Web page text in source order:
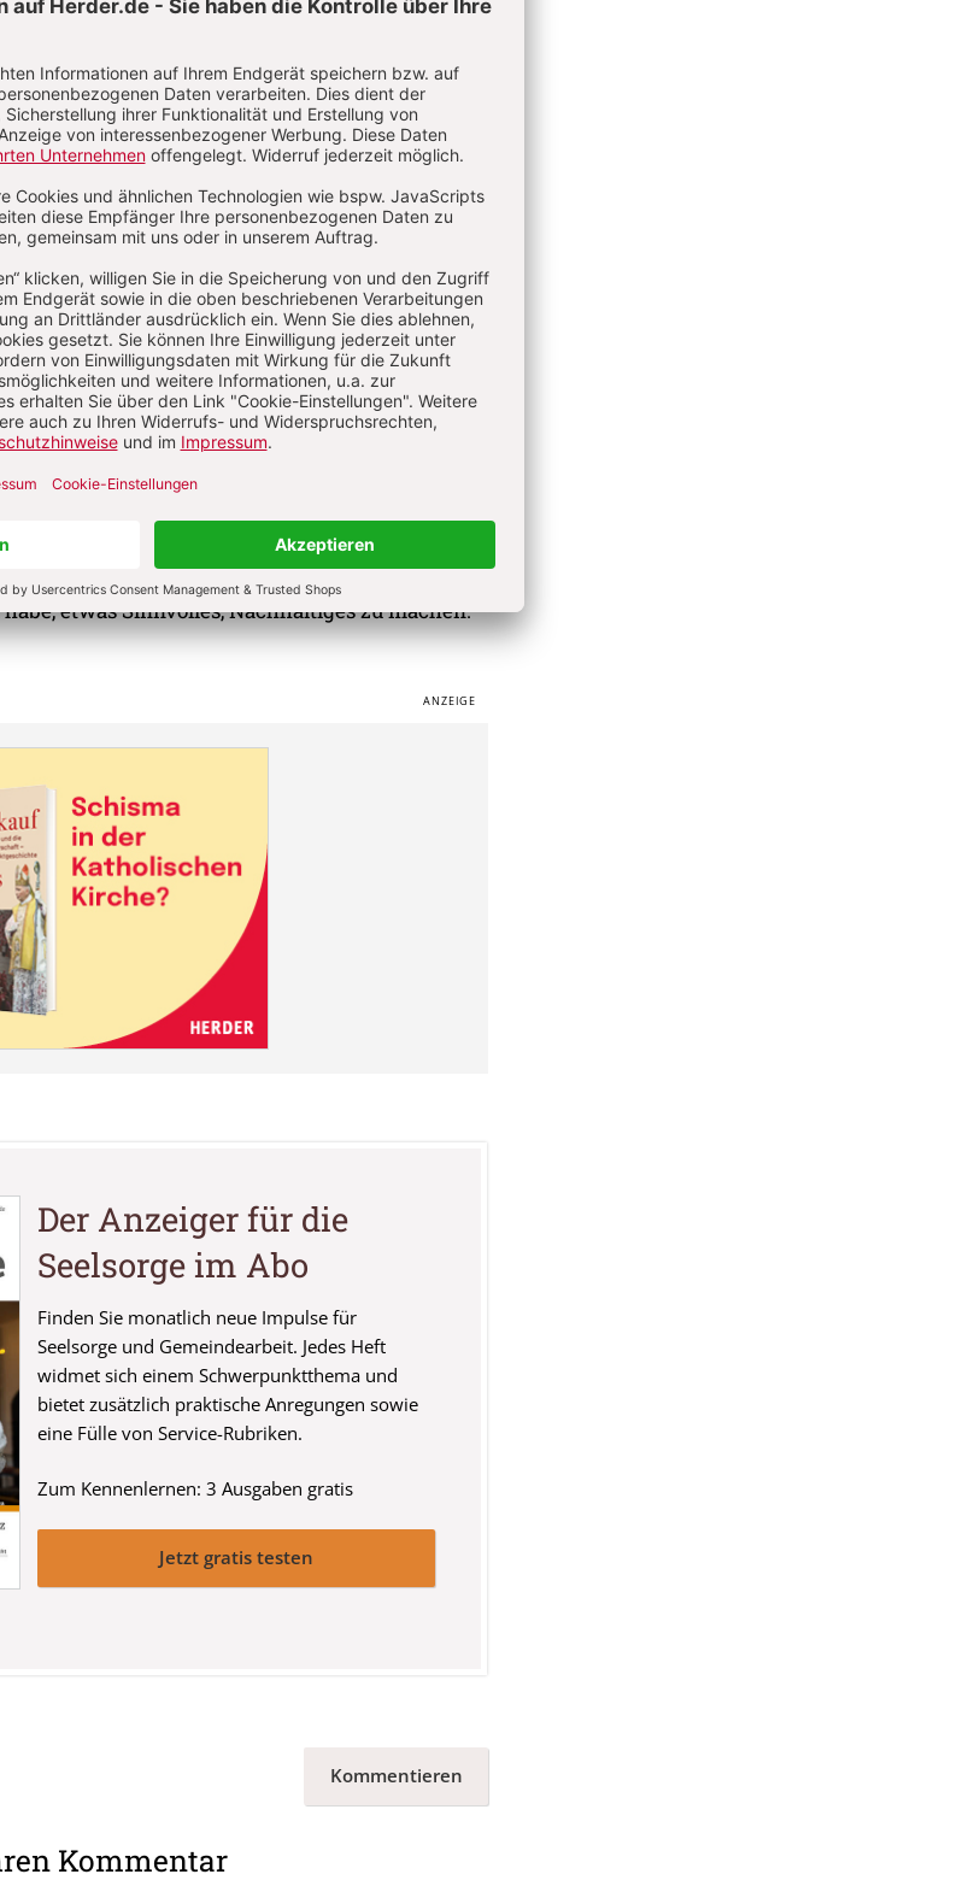
Sietiefes Glück?
Zeit?
heimlich?
etwas Sinnvolles, Nachhaltiges zu machen.
Der Anzeiger für die
Seelsorge im Abo
Finden Sie monatlich neue Impulse für
Seelsorge und Gemeindearbeit. Jedes Heft
widmet sich einem Schwerpunktthema und
bietet zusätzlich praktische Anregungen sowie
eine Fülle von Service-Rubriken.
Zum Kennenlernen: 3 Ausgaben gratis
Jetzt gratis testen
Kommentieren
Kommentar